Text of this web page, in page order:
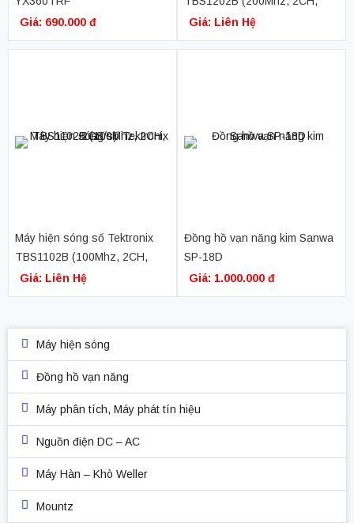
Giá: 690.000 đ
2GS/s)
Giá: Liên Hệ
Máy hiện sóng số Tektronix
TBS1102B (100Mhz, 2CH,
2GS/s)
Giá: Liên Hệ
Đồng hồ vạn năng kim Sanwa
SP-18D
Giá: 1.000.000 đ
Máy hiện sóng
Đồng hồ vạn năng
Máy phân tích, Máy phát tín hiệu
Nguồn điện DC – AC
Máy Hàn – Khò Weller
Mountz